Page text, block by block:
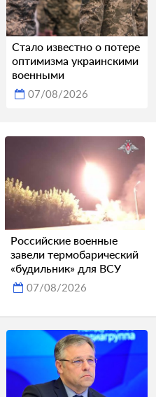
Стало известно о потере
оптимизма украинскими
военными
07/08/2026
Российские военные
завели термобарический
«будильник» для ВСУ
07/08/2026